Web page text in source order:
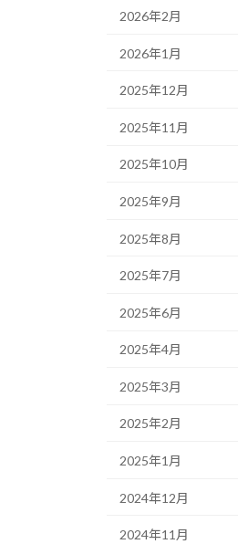
2026年2月
2026年1月
2025年12月
2025年11月
2025年10月
2025年9月
2025年8月
2025年7月
2025年6月
2025年4月
2025年3月
2025年2月
2025年1月
2024年12月
2024年11月